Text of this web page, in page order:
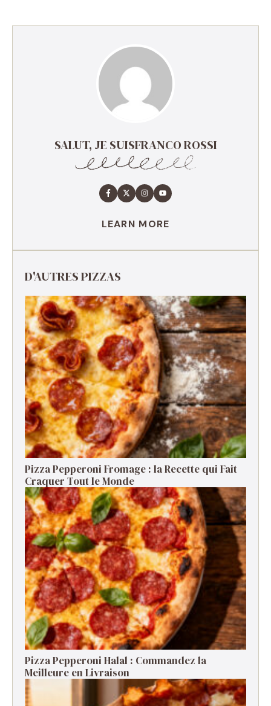
SALUT, JE SUISFRANCO ROSSI
LEARN MORE
D'AUTRES PIZZAS
Pizza Pepperoni Fromage : la Recette qui Fait
Craquer Tout le Monde
Pizza Pepperoni Halal : Commandez la
Meilleure en Livraison